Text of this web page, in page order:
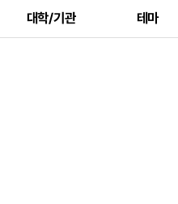
대학/기관 테마